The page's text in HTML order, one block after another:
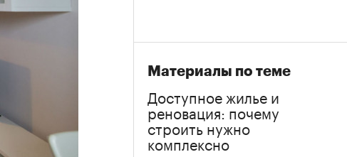
Материалы по теме
Доступное жилье и
реновация: почему
строить нужно
комплексно